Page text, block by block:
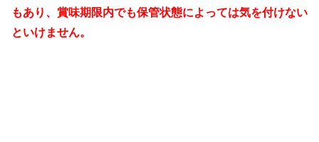
もあり、賞味期限内でも保管状態によっては気を付けない
といけません。